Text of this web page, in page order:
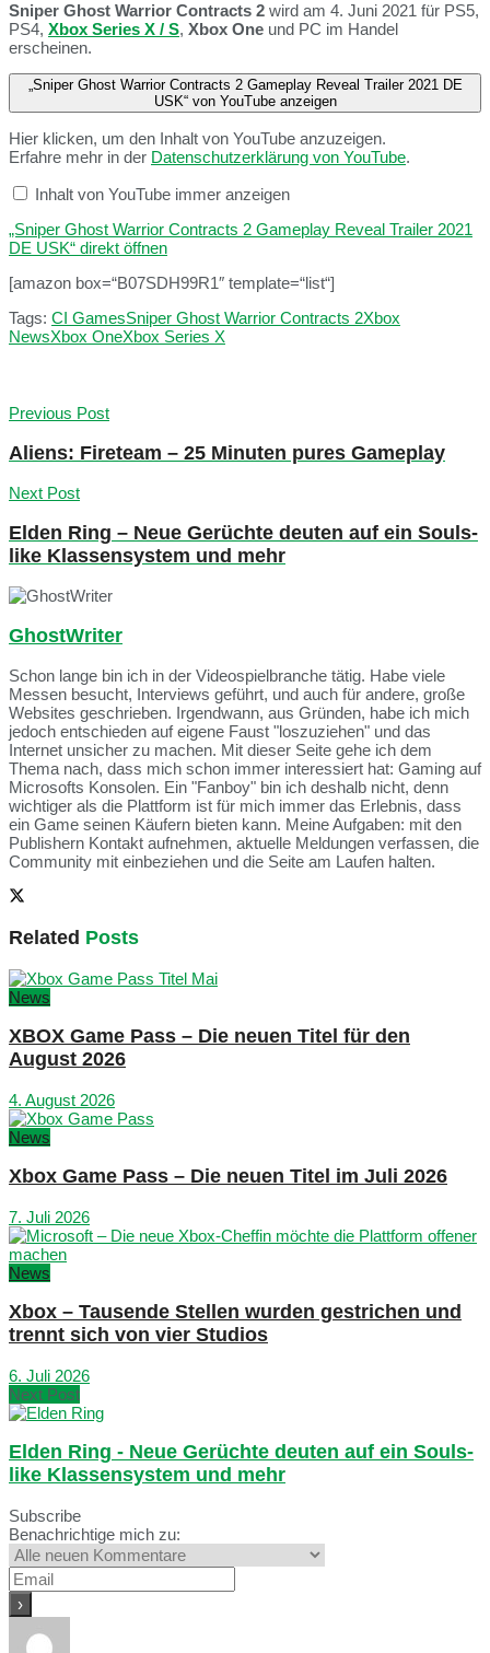
Sniper Ghost Warrior Contracts 2 wird am 4. Juni 2021 für PS5,
PS4, Xbox Series X / S, Xbox One und PC im Handel
erscheinen.
„Sniper Ghost Warrior Contracts 2 Gameplay Reveal Trailer 2021 DE
USK“ von YouTube anzeigen
Hier klicken, um den Inhalt von YouTube anzuzeigen.
Erfahre mehr in der Datenschutzerklärung von YouTube.
Inhalt von YouTube immer anzeigen
„Sniper Ghost Warrior Contracts 2 Gameplay Reveal Trailer 2021
DE USK“ direkt öffnen
[amazon box=“B07SDH99R1″ template=“list“]
Tags: CI GamesSniper Ghost Warrior Contracts 2Xbox
NewsXbox OneXbox Series X
Previous Post
Aliens: Fireteam – 25 Minuten pures Gameplay
Next Post
Elden Ring – Neue Gerüchte deuten auf ein Souls-
like Klassensystem und mehr
GhostWriter
Schon lange bin ich in der Videospielbranche tätig. Habe viele
Messen besucht, Interviews geführt, und auch für andere, große
Websites geschrieben. Irgendwann, aus Gründen, habe ich mich
jedoch entschieden auf eigene Faust "loszuziehen" und das
Internet unsicher zu machen. Mit dieser Seite gehe ich dem
Thema nach, dass mich schon immer interessiert hat: Gaming auf
Microsofts Konsolen. Ein "Fanboy" bin ich deshalb nicht, denn
wichtiger als die Plattform ist für mich immer das Erlebnis, dass
ein Game seinen Käufern bieten kann. Meine Aufgaben: mit den
Publishern Kontakt aufnehmen, aktuelle Meldungen verfassen, die
Community mit einbeziehen und die Seite am Laufen halten.
Related Posts
News
XBOX Game Pass – Die neuen Titel für den
August 2026
4. August 2026
News
Xbox Game Pass – Die neuen Titel im Juli 2026
7. Juli 2026
News
Xbox – Tausende Stellen wurden gestrichen und
trennt sich von vier Studios
6. Juli 2026
Next Post
Elden Ring - Neue Gerüchte deuten auf ein Souls-
like Klassensystem und mehr
Subscribe
Benachrichtige mich zu: